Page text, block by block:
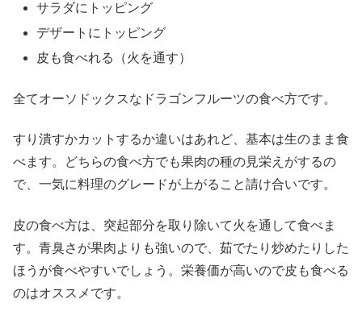
サラダにトッピング
デザートにトッピング
皮も食べれる（火を通す）
全てオーソドックスなドラゴンフルーツの食べ方です。
すり潰すかカットするか違いはあれど、基本は生のまま食
べます。どちらの食べ方でも果肉の種の見栄えがするの
で、一気に料理のグレードが上がること請け合いです。
皮の食べ方は、突起部分を取り除いて火を通して食べま
す。青臭さが果肉よりも強いので、茹でたり炒めたりした
ほうが食べやすいでしょう。栄養価が高いので皮も食べる
のはオススメです。